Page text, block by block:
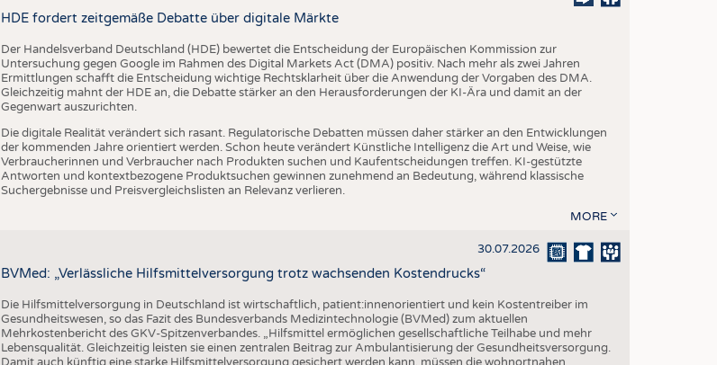
AUSSCHREIBUNGEN
DTV AUSSCHREIBUNGSDIENST
TERMINE
BRANCHENTERMINE
HDE fordert zeitgemäße Debatte über digitale Märkte
Der Handelsverband Deutschland (HDE) bewertet die Entscheidung der Europäischen Kommission zur
Untersuchung gegen Google im Rahmen des Digital Markets Act (DMA) positiv. Nach mehr als zwei Jahren
Ermittlungen schafft die Entscheidung wichtige Rechtsklarheit über die Anwendung der Vorgaben des DMA.
Gleichzeitig mahnt der HDE an, die Debatte stärker an den Herausforderungen der KI-Ära und damit an der
Gegenwart auszurichten.
Die digitale Realität verändert sich rasant. Regulatorische Debatten müssen daher stärker an den Entwicklungen
der kommenden Jahre orientiert werden. Schon heute verändert Künstliche Intelligenz die Art und Weise, wie
Verbraucherinnen und Verbraucher nach Produkten suchen und Kaufentscheidungen treffen. KI-gestützte
Antworten und kontextbezogene Produktsuchen gewinnen zunehmend an Bedeutung, während klassische
Suchergebnisse und Preisvergleichslisten an Relevanz verlieren.
MORE
30.07.2026
BVMed: „Verlässliche Hilfsmittelversorgung trotz wachsenden Kostendrucks“
Die Hilfsmittelversorgung in Deutschland ist wirtschaftlich, patient:innenorientiert und kein Kostentreiber im
Gesundheitswesen, so das Fazit des Bundesverbands Medizintechnologie (BVMed) zum aktuellen
Mehrkostenbericht des GKV-Spitzenverbandes. „Hilfsmittel ermöglichen gesellschaftliche Teilhabe und mehr
Lebensqualität. Gleichzeitig leisten sie einen zentralen Beitrag zur Ambulantisierung der Gesundheitsversorgung.